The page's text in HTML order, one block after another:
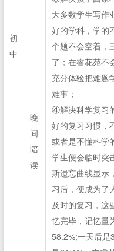
初
中
晚
间
陪
读
大多数学生写作
好的学科，学的
个题不会空着，
了；在睿花苑不
充分体验把难题
难事；
④解决科学复习
好的复习习惯，
或者是不懂科学
学生便会临时突
斯遗忘曲线显示
习后，便成为了
及时的复习，这
忆完毕，记忆量
58.2%;一天后是